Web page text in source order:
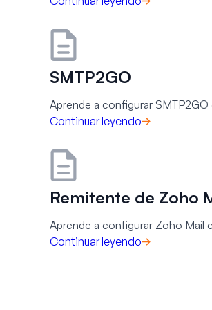
SMTP2GO
Aprende a configurar SMTP2GO
Continuar leyendo
Remitente de Zoho
Aprende a configurar Zoho Mail
Continuar leyendo